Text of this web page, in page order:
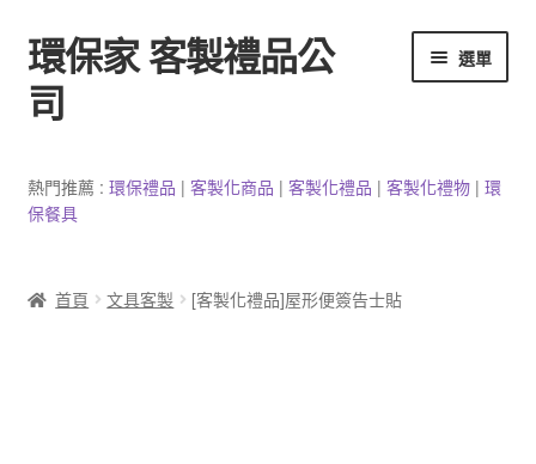
跳
至
導
跳
至
主
容
環保家 客製禮品公
司
選單
3C產品客製
熱門推薦 : 環保禮品 | 客製化商品 | 客製化禮品 | 客製化禮物| 環
保餐具
首頁 文具客製 [客製化禮品]屋形便簽告士貼